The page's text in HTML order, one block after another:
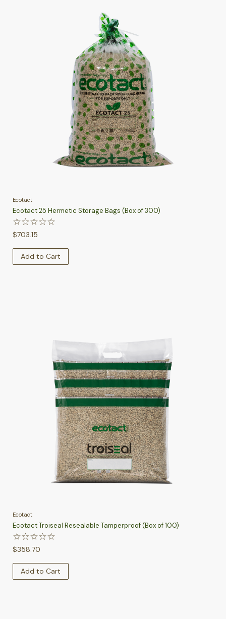
Ecotact
Ecotact 25 Hermetic Storage Bags (Box of 300)
☆☆☆☆☆
$703.15
Add to Cart
Ecotact
Ecotact Troiseal Resealable Tamperproof (Box of 100)
☆☆☆☆☆
$358.70
Add to Cart